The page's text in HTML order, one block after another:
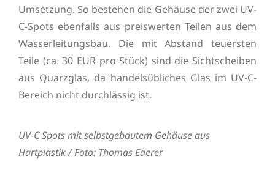
Umsetzung. So bestehen die Gehäuse der zwei UV-
C-Spots ebenfalls aus preiswerten Teilen aus dem
Wasserleitungsbau. Die mit Abstand teuersten
Teile (ca. 30 EUR pro Stück) sind die Sichtscheiben
aus Quarzglas, da handelsübliches Glas im UV-C-
Bereich nicht durchlässig ist.
UV-C Spots mit selbstgebautem Gehäuse aus
Hartplastik / Foto: Thomas Ederer